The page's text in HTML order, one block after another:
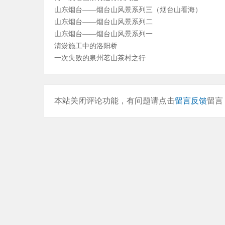
山东烟台——烟台山风景系列三（烟台山看海）
山东烟台——烟台山风景系列二
山东烟台——烟台山风景系列一
清淤施工中的洛阳桥
一次失败的泉州茗山茶村之行
本站关闭评论功能，有问题请点击留言反馈留言